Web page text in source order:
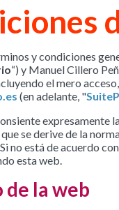
y condiciones
“) y Manuel Cillero
el mero
(en adelante, "
expresamente
se derive de la
no está de acuerdo
esta web.
de la web